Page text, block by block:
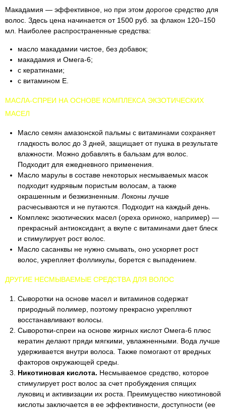
Макадамия — эффективное, но при этом дорогое средство для
волос. Здесь цена начинается от 1500 руб. за флакон 120–150
мл. Наиболее распространенные средства:
масло макадамии чистое, без добавок;
макадамия и Омега-6;
с кератинами;
с витамином Е.
МАСЛА-СПРЕИ НА ОСНОВЕ КОМПЛЕКСА ЭКЗОТИЧЕСКИХ
МАСЕЛ
Масло семян амазонской пальмы с витаминами сохраняет
гладкость волос до 3 дней, защищает от пушка в результате
влажности. Можно добавлять в бальзам для волос.
Подходит для ежедневного применения.
Масло марулы в составе некоторых несмываемых масок
подходит кудрявым пористым волосам, а также
окрашенным и безжизненным. Локоны лучше
расчесываются и не путаются. Подходит на каждый день.
Комплекс экзотических масел (ореха ориноко, например) —
прекрасный антиоксидант, а вкупе с витаминами дает блеск
и стимулирует рост волос.
Масло сасанквы не нужно смывать, оно ускоряет рост
волос, укрепляет фолликулы, борется с выпадением.
ДРУГИЕ НЕСМЫВАЕМЫЕ СРЕДСТВА ДЛЯ ВОЛОС
Сыворотки на основе масел и витаминов содержат
природный полимер, поэтому прекрасно укрепляют
восстанавливают волосы.
Сыворотки-спреи на основе жирных кислот Омега-6 плюс
кератин делают пряди мягкими, увлажненными. Вода лучше
удерживается внутри волоса. Также помогают от вредных
факторов окружающей среды.
Никотиновая кислота. Несмываемое средство, которое
стимулирует рост волос за счет пробуждения спящих
луковиц и активизации их роста. Преимущество никотиновой
кислоты заключается в ее эффективности, доступности (ее